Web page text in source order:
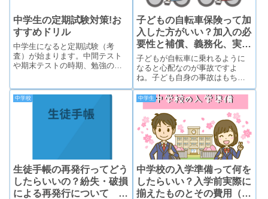
中学生の定期試験対策!お
すすめドリル
中学生になると定期試験（考
査）が始まります。中間テスト
や期末テストの時期、勉強の仕
子どもの自転車保険って加
入した方がいい？加入の必
要性と補償、義務化、実際
の賠償額について
子どもが自転車に乗れるように
なると心配なのが事故ですよ
ね。子ども自身の事故はもちろ
ん心配ですが、他人に怪我を負
わせてしまうことも心配になり
ます。ここでは実際の賠償額を
紹介し、自転車保険の必要性に
ついてご紹介していきます。
中学校
生徒手帳の再発行ってどう
したらいいの？紛失・破損
による再発行について
中学生
中学校の入学準備って何を
したらいい？入学前実際に
揃えたものとその費用（公